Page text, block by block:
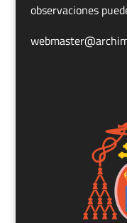
observaciones